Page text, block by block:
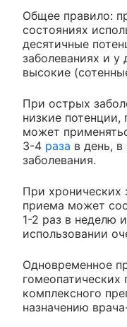
Общее правило:
состояниях
десятичные
заболеваниях и у
высокие
При острых
низкие потенции,
может
3-4 раза в день,
заболевания.
При хронических
приема может
1-2 раз в неделю
использовании
Одновременное
гомеопатических
комплексного
назначению